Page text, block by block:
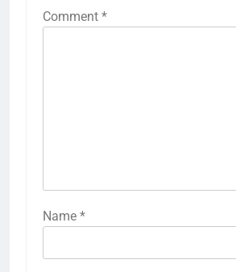
Comment *
Name *